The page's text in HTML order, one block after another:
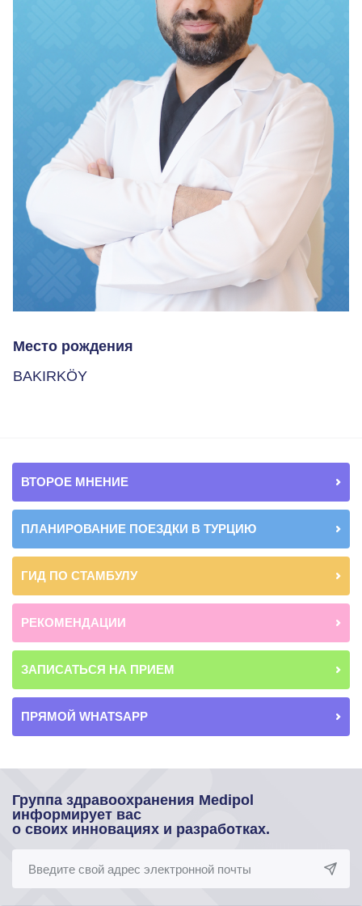
Место рождения
BAKIRKÖY
ВТОРОЕ МНЕНИЕ
ПЛАНИРОВАНИЕ ПОЕЗДКИ В ТУРЦИЮ
ГИД ПО СТАМБУЛУ
РЕКОМЕНДАЦИИ
ЗАПИСАТЬСЯ НА ПРИЕМ
ПРЯМОЙ WHATSAPP
Группа здравоохранения Medipol
информирует вас
о своих инновациях и разработках.